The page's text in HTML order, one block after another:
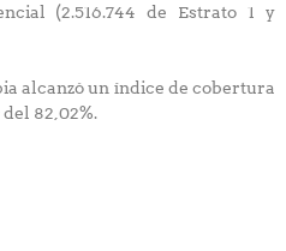
(2.516.744 de Estrato 1 y
alcanzó un índice de cobertura
82,02%.